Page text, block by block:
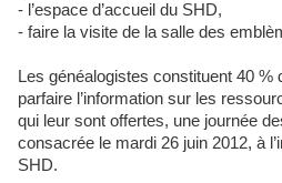
- l’espace d’accueil du SHD,
- faire la visite de la salle des
Les généalogistes constituent 40 %
parfaire l’information sur les
qui leur sont offertes, une journée
consacrée le mardi 26 juin 2012, à
SHD.